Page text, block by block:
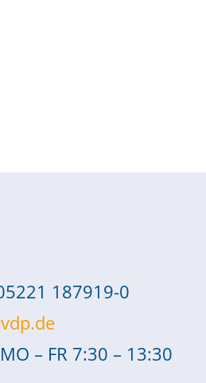
187919-0
– FR 7:30 – 13:30